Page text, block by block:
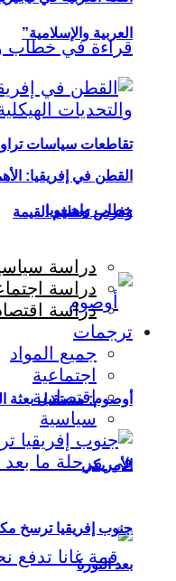
تقاطعات سياسات
خطاب واهيغويا
أوصوم: مستقبل بعثة
الأمريكي
العربية والإسلامية”
القطن في إفريقيا:
وفرص تعظيم القيمة
دراسة
دراسة
دراسة
ترجمات
جميع المواد
اجتماعية
اقتصادية
سياسية
جنوب إفريقيا ترسخ
بعد الثورة